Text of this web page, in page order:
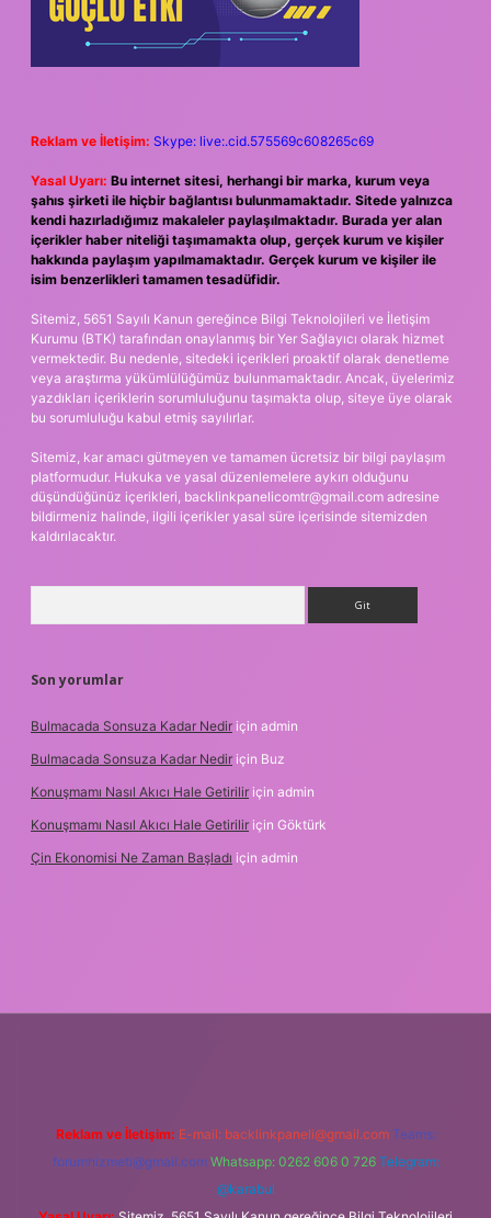
Reklam ve İletişim: Skype: live:.cid.575569c608265c69
Yasal Uyarı: Bu internet sitesi, herhangi bir marka, kurum veya
şahıs şirketi ile hiçbir bağlantısı bulunmamaktadır. Sitede yalnızca
kendi hazırladığımız makaleler paylaşılmaktadır. Burada yer alan
içerikler haber niteliği taşımamakta olup, gerçek kurum ve kişiler
hakkında paylaşım yapılmamaktadır. Gerçek kurum ve kişiler ile
isim benzerlikleri tamamen tesadüfidir.
Sitemiz, 5651 Sayılı Kanun gereğince Bilgi Teknolojileri ve İletişim
Kurumu (BTK) tarafından onaylanmış bir Yer Sağlayıcı olarak hizmet
vermektedir. Bu nedenle, sitedeki içerikleri proaktif olarak denetleme
veya araştırma yükümlülüğümüz bulunmamaktadır. Ancak, üyelerimiz
yazdıkları içeriklerin sorumluluğunu taşımakta olup, siteye üye olarak
bu sorumluluğu kabul etmiş sayılırlar.
Sitemiz, kar amacı gütmeyen ve tamamen ücretsiz bir bilgi paylaşım
platformudur. Hukuka ve yasal düzenlemelere aykırı olduğunu
düşündüğünüz içerikleri, backlinkpanelicomtr@gmail.com adresine
bildirmeniz halinde, ilgili içerikler yasal süre içerisinde sitemizden
kaldırılacaktır.
Son yorumlar
Bulmacada Sonsuza Kadar Nedir için admin
Bulmacada Sonsuza Kadar Nedir için Buz
Konuşmamı Nasıl Akıcı Hale Getirilir için admin
Konuşmamı Nasıl Akıcı Hale Getirilir için Göktürk
Çin Ekonomisi Ne Zaman Başladı için admin
Reklam ve İletişim: E-mail: backlinkpaneli@gmail.com Teams:
forumhizmeti@gmail.com Whatsapp: 0262 606 0 726 Telegram:
@karabul